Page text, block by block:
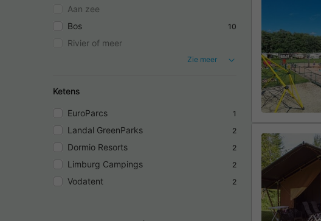
Aan zee
Bos
10
Rivier of meer
Zie meer
Ketens
EuroParcs 1
Landal GreenParks 2
Dormio Resorts 2
Limburg Campings 2
Vodatent 2